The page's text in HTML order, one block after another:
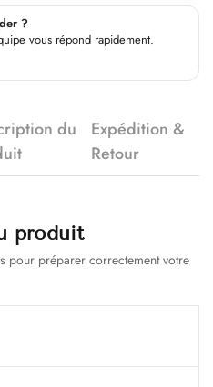
?
vous répond rapidement.
du
Expédition &
Retour
produit
pour préparer correctement votre